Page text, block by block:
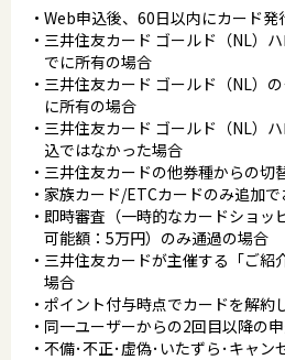
Web申込後、60日以内にカード
三井住友カード ゴールド（NL）
でに所有の場合
三井住友カード ゴールド（NL）
に所有の場合
三井住友カード ゴールド（NL）
込ではなかった場合
三井住友カードの他券種からの切
家族カード/ETCカードのみ追加
即時審査（一時的なカードショ
可能額：5万円）のみ通過の場合
三井住友カードが主催する「ご紹
場合
ポイント付与時点でカードを解約
同一ユーザーからの2回目以降の
不備･不正･虚偽･いたずら･キャン